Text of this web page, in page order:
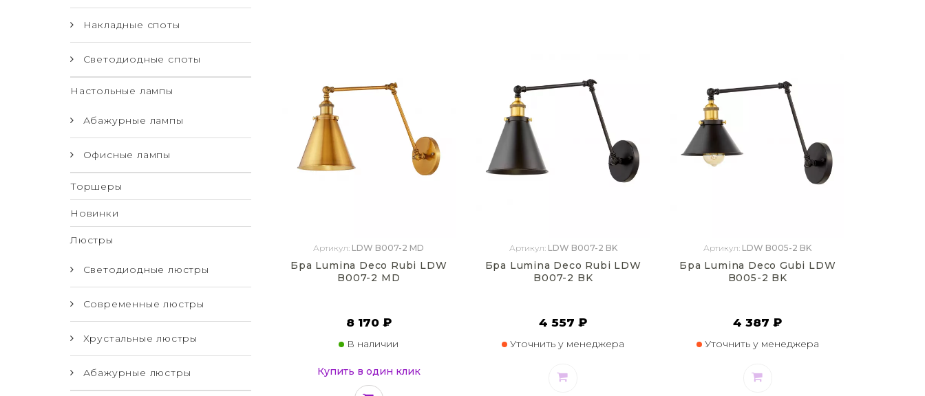
Накладные споты
Светодиодные споты
Настольные лампы
Абажурные лампы
Офисные лампы
Торшеры
Новинки
Люстры
Светодиодные люстры
Современные люстры
Хрустальные люстры
Абажурные люстры
Артикул: LDW B007-2 MD
Бра Lumina Deco Rubi LDW
B007-2 MD
8 170 ₽
В наличии
Купить в один клик
Артикул: LDW B007-2 BK
Бра Lumina Deco Rubi LDW
B007-2 BK
4 557 ₽
Уточнить у менеджера
Артикул: LDW B005-2 BK
Бра Lumina Deco Gubi LDW
B005-2 BK
4 387 ₽
Уточнить у менеджера